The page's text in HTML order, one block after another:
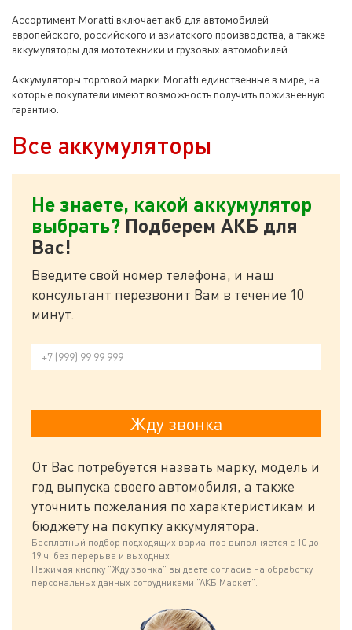
Ассортимент Moratti включает акб для автомобилей
европейского, российского и азиатского производства, а также
аккумуляторы для мототехники и грузовых автомобилей.
Аккумуляторы торговой марки Moratti единственные в мире, на
которые покупатели имеют возможность получить пожизненную
гарантию.
Все аккумуляторы
Не знаете, какой аккумулятор
выбрать? Подберем АКБ для
Вас!
Введите свой номер телефона, и наш
консультант перезвонит Вам в течение 10
минут.
От Вас потребуется назвать марку, модель и
год выпуска своего автомобиля, а также
уточнить пожелания по характеристикам и
бюджету на покупку аккумулятора.
Бесплатный подбор подходящих вариантов выполняется с 10 до
19 ч. без перерыва и выходных
Нажимая кнопку "Жду звонка" вы даете согласие на обработку
персональных данных сотрудниками "АКБ Маркет".